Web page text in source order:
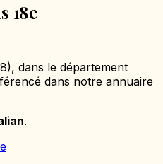
18e
dans le département
dans notre annuaire
.